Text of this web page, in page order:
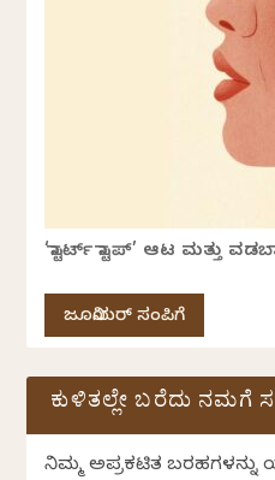
‘ಸ್ಟಾರ್ಟ್ ಸ್ಟಾಪ್’ ಆಟ ಮತ್ತು
ಜೂನಿಯರ್ ಸಂಪಿಗೆ
ಕುಳಿತಲ್ಲೇ ಬರೆದು ನಮಗೆ
ನಿಮ್ಮ ಅಪ್ರಕಟಿತ ಬರಹಗಳನ್ನು